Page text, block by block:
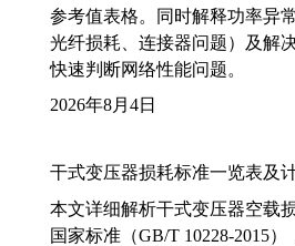
参考值表格。同时解释功率异
光纤损耗、连接器问题）及解
快速判断网络性能问题。
2026年8月4日
干式变压器损耗标准一览表及
本文详细解析干式变压器空载
国家标准（GB/T 10228-2015）